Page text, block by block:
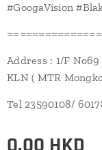
#GoogaVision
Address : 1/F
KLN ( MTR
Tel 23590108/